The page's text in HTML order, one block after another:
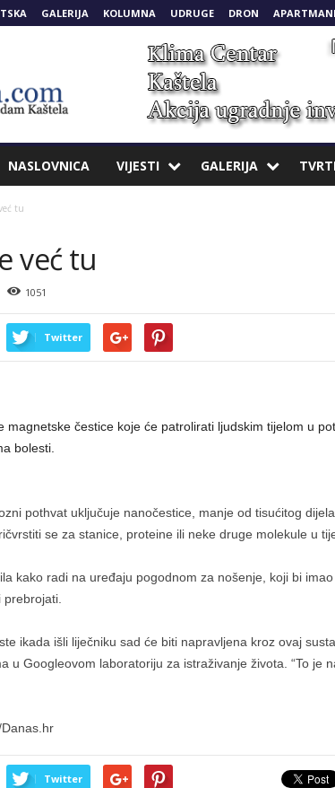
GALERIJA KOLUMNA UDRUGE DRON
NASLOVNICA VIJESTI GALERIJA
tu
već tu
1051
Twitter
magnetske čestice koje će patrolirati ljudskim tijelom u
bolesti.
pothvat uključuje nanočestice, manje od tisućitog
se za stanice, proteine ili neke druge molekule u
kako radi na uređaju pogodnom za nošenje, koji bi
ikada išli liječniku sad će biti napravljena kroz ovaj
u Googleovom laboratoriju za istraživanje života. “To je
Twitter